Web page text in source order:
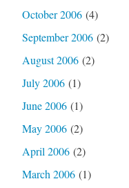
October 2006(4)
September 2006(2)
August 2006(2)
July 2006(1)
June 2006(1)
May 2006(2)
April 2006(2)
March 2006(1)